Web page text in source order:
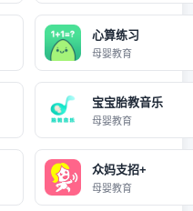
心算练习
母婴教育
宝宝胎教音乐
母婴教育
众妈支招+
母婴教育